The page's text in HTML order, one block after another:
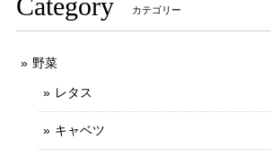
Category カテゴリー
野菜
レタス
キャベツ